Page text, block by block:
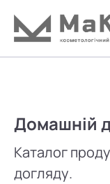
Домашній
Каталог
догляду.